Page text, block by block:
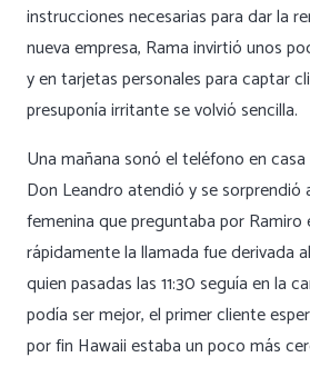
instrucciones necesarias para dar la
nueva empresa, Rama invirtió unos
y en tarjetas personales para captar
presuponía irritante se volvió sencilla.
Una mañana sonó el teléfono en
Don Leandro atendió y se sorprendió
femenina que preguntaba por Ramiro
rápidamente la llamada fue derivada
quien pasadas las 11:30 seguía en la
podía ser mejor, el primer cliente
por fin Hawaii estaba un poco más